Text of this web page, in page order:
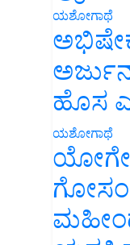
ಯಶೋಗಾಥೆ
ಹೊಸ
ಯಶೋಗಾಥೆ